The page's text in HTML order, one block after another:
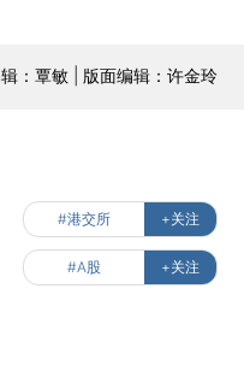
：覃敏 | 版面编辑：许金玲
#港交所 +关注
#A股 +关注